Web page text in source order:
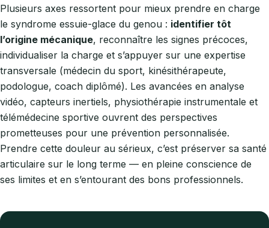
Plusieurs axes ressortent pour mieux prendre en charge
le syndrome essuie-glace du genou : identifier tôt
l’origine mécanique, reconnaître les signes précoces,
individualiser la charge et s’appuyer sur une expertise
transversale (médecin du sport, kinésithérapeute,
podologue, coach diplômé). Les avancées en analyse
vidéo, capteurs inertiels, physiothérapie instrumentale et
télémédecine sportive ouvrent des perspectives
prometteuses pour une prévention personnalisée.
Prendre cette douleur au sérieux, c’est préserver sa santé
articulaire sur le long terme — en pleine conscience de
ses limites et en s’entourant des bons professionnels.